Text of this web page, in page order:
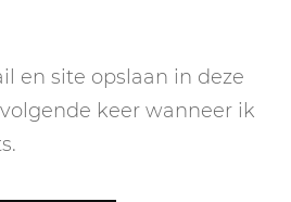
en site opslaan in deze
keer wanneer ik